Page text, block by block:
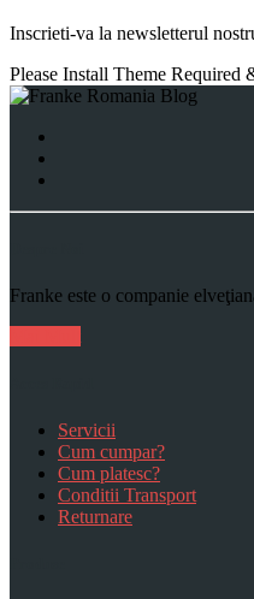
Inscrieti-va la newsletterul
Please Install Theme Required
Franke este o companie
Servicii
Cum cumpar?
Cum platesc?
Conditii Transport
Returnare